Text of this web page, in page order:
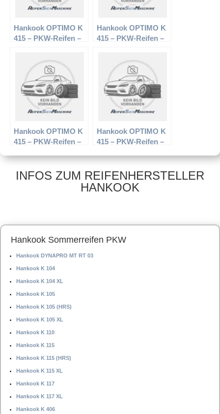
Hankook OPTIMO K
415 – PKW-Reifen –
Hankook OPTIMO K
415 – PKW-Reifen –
Hankook OPTIMO K
415 – PKW-Reifen –
Sommerreifen
Hankook OPTIMO K
415 – PKW-Reifen –
Sommerreifen
INFOS ZUM REIFENHERSTELLER
HANKOOK
Hankook Sommerreifen PKW
Hankook DYNAPRO MT RT 03
Hankook K 104
Hankook K 104 XL
Hankook K 105
Hankook K 105 (HRS)
Hankook K 105 XL
Hankook K 110
Hankook K 115
Hankook K 115 (HRS)
Hankook K 115 XL
Hankook K 117
Hankook K 117 XL
Hankook K 406